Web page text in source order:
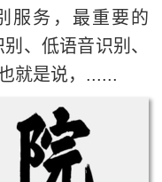
服务，最重要的
、低语音识别、
就是说，......